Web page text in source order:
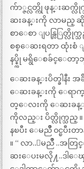
က်ာ္ဇင္လတ္ကို ဖုန္းဆက္
ဆးခန္းကို လာမည္ ဆို
စာေစာ ျပန္လြြတ္လို
စစ္ေဆးရတာ ထုံးစံ
နပ္စ္ကို မရွိေစခ်င္ေတာ့
ေဆးခန္းပိတ္ခါနီး
ေဆးခန္းကို ေရာ
တ္ေလးကို ေဆးခန္း
ကိုလည္း ပိတ္လိုက္သည္
နၿပီး ေမညိဳ ၀င္ၿပီး
။ “ လာ..ေမညိဳ ..အတ
ဆးေပးမလို႔..ဒါေ